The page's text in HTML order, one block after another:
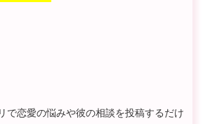
で恋愛の悩みや彼の相談を投稿するだけ